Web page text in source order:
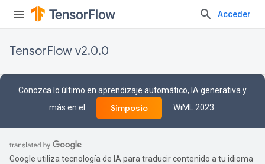
Acceder
TensorFlow v2.0.0
Conozca lo último en aprendizaje automático, IA generativa y
más en el
Simposio WiML 2023.
Google utiliza tecnología de IA para traducir contenido a tu idioma